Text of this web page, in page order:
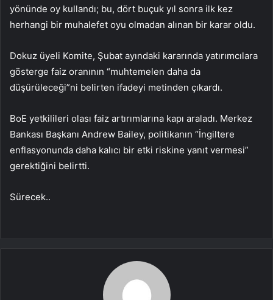
yönünde oy kullandı; bu, dört buçuk yıl sonra ilk kez
herhangi bir muhalefet oyu olmadan alınan bir karar oldu.
Dokuz üyeli Komite, Şubat ayındaki kararında yatırımcılara
gösterge faiz oranının “muhtemelen daha da
düşürüleceği”ni belirten ifadeyi metinden çıkardı.
BoE yetkilileri olası faiz artırımlarına kapı araladı. Merkez
Bankası Başkanı Andrew Bailey, politikanın “İngiltere
enflasyonunda daha kalıcı bir etki riskine yanıt vermesi”
gerektiğini belirtti.
Sürecek..